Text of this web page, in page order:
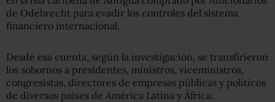
de Odebrecht para evadir los controles del sistema
financiero internacional.
Desde esa cuenta, según la investigación, se transfirieron
los sobornos a presidentes, ministros, viceministros,
congresistas, directores de empresas públicas y políticos
de diversos países de América Latina y África.